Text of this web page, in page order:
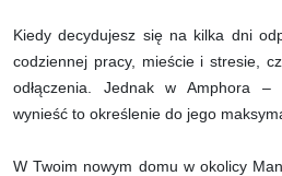
Kiedy decydujesz się na kilka dni
codziennej pracy, mieście i stresie,
odłączenia. Jednak w Amphora –
wynieść to określenie do jego
W Twoim nowym domu w okolicy